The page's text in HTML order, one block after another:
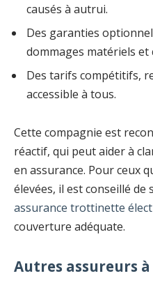
causés à autrui.
Des garanties
dommages matériels et
Des tarifs compétitifs,
accessible à tous.
Cette compagnie est
réactif, qui peut aider à
en assurance. Pour ceux
élevées, il est conseillé de
assurance trottinette
couverture adéquate.
Autres assureurs